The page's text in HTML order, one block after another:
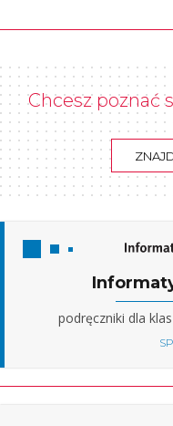
Chcesz poznać
podręczniki dla